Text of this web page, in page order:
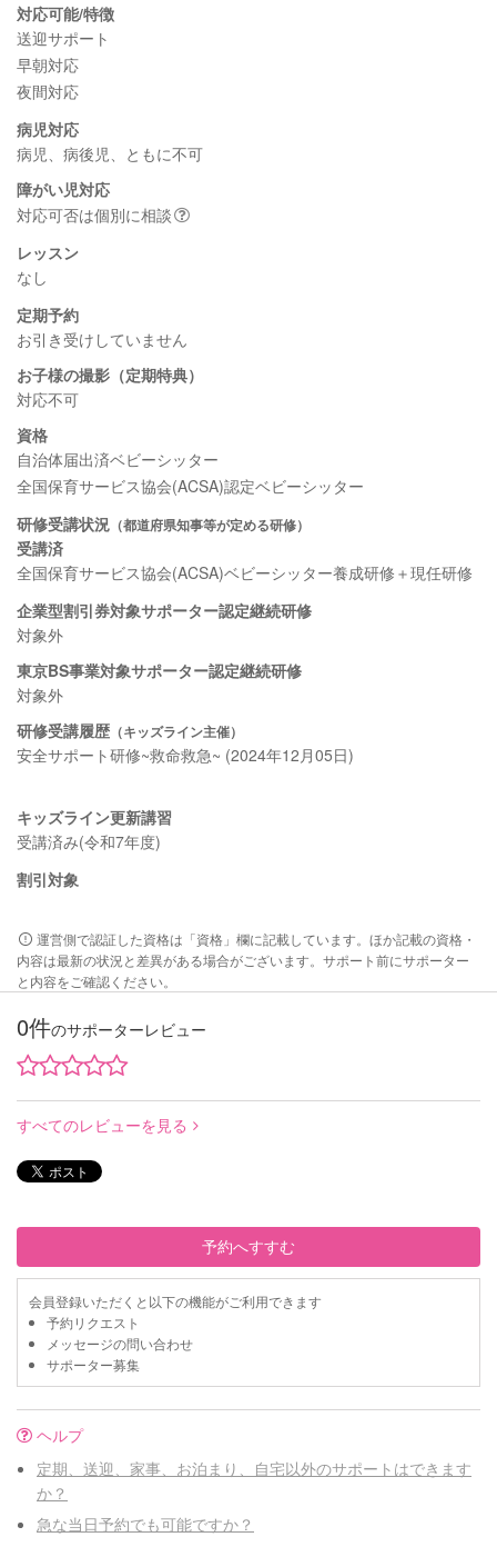
対応可能/特徴
送迎サポート
早朝対応
夜間対応
病児対応
病児、病後児、ともに不可
障がい児対応
対応可否は個別に相談
レッスン
なし
定期予約
お引き受けしていません
お子様の撮影（定期特典）
対応不可
資格
自治体届出済ベビーシッター
全国保育サービス協会(ACSA)認定ベビーシッター
研修受講状況 （都道府県知事等が定める研修）
受講済
全国保育サービス協会(ACSA)ベビーシッター養成研修＋現任研修
企業型割引券対象サポーター認定継続研修
対象外
東京BS事業対象サポーター認定継続研修
対象外
研修受講履歴 （キッズライン主催）
安全サポート研修~救命救急~ (2024年12月05日)
キッズライン更新講習
受講済み(令和7年度)
割引対象
運営側で認証した資格は「資格」欄に記載しています。ほか記載の資格・
内容は最新の状況と差異がある場合がございます。サポート前にサポーター
と内容をご確認ください。
0件のサポーターレビュー
すべてのレビューを見る
予約へすすむ
会員登録いただくと以下の機能がご利用できます
予約リクエスト
メッセージの問い合わせ
サポーター募集
ヘルプ
定期、送迎、家事、お泊まり、自宅以外のサポートはできます
か？
急な当日予約でも可能ですか？